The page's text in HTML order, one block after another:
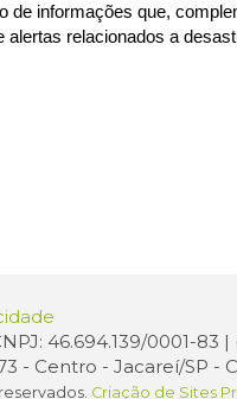
informações que,
relacionados a
46.694.139/0001-83
- Centro - Jacareí/SP -
Criação de Sites